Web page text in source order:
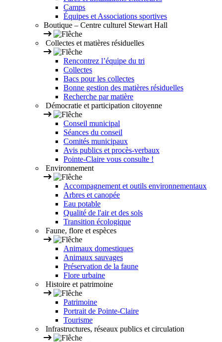
Camps
Équipes et Associations sportives
Boutique – Centre culturel Stewart Hall
Collectes et matières résiduelles
Rencontrez l’équipe du tri
Collectes
Bacs pour les collectes
Bonne gestion des matières résiduelles
Recherche par matière
Démocratie et participation citoyenne
Conseil municipal
Séances du conseil
Comités municipaux
Avis publics et procès-verbaux
Pointe-Claire vous consulte !
Environnement
Accompagnement et outils environnementaux
Arbres et canopée
Eau potable
Qualité de l'air et des sols
Transition écologique
Faune, flore et espèces
Animaux domestiques
Animaux sauvages
Préservation de la faune
Flore urbaine
Histoire et patrimoine
Patrimoine
Portrait de Pointe-Claire
Tourisme
Infrastructures, réseaux publics et circulation